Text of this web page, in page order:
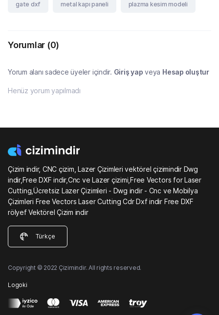
gate dxf metal kapı paneli plazma kesim modeli
Yorumlar (0)
Yorum alanı sadece üyeler içindir. Giriş yap veya Hesap oluştur
Henüz yorum yapılmadı
Çizim indir, CNC çizim, Lazer Çizimleri vektörel çizimindir Dwg
indir,Free DXF indir,Cnc ve Lazer çizimi,Free Vectors for Laser
Cutting,Ücretsiz Lazer Çizimleri - Dwg indir - Cnc ve Mobilya
Çizimleri Free Vectors Laser Cutting Cdr Dxf indir Free DXF
rölyef Vektörel Çizim indir
Türkçe
Copyright © 2022 Çizimindir. All rights reserved.
Logoki